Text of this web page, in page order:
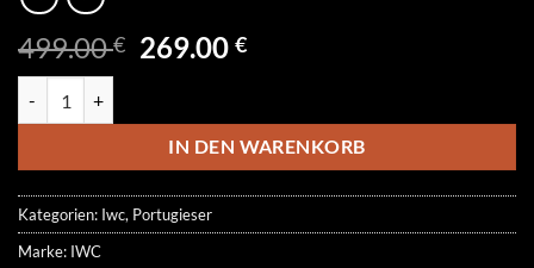
499.00€ Ursprünglicher
499.00 €
269.00€Aktueller
269.00 €.
IN DEN WARENKORB
Kategorien: Iwc, Portugieser
Marke: IWC